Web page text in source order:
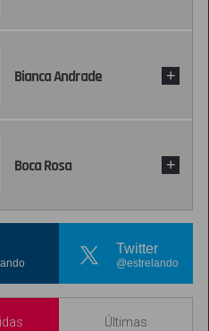
Bianca Andrade +
Boca Rosa +
Twitter
@estrelando
Últimas